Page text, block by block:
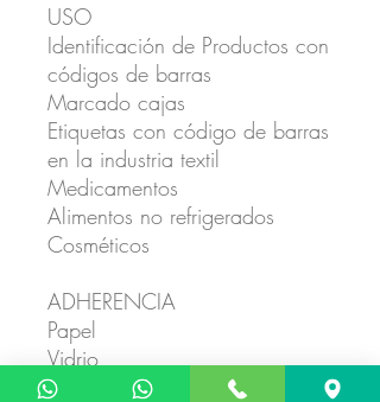
USO
Identificación de Productos con
códigos de barras
Marcado cajas
Etiquetas con código de barras
en la industria textil
Medicamentos
Alimentos no refrigerados
Cosméticos
ADHERENCIA
Papel
Vidrio
Metal